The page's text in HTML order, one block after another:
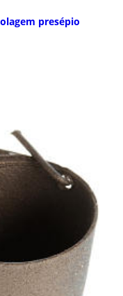
presépio